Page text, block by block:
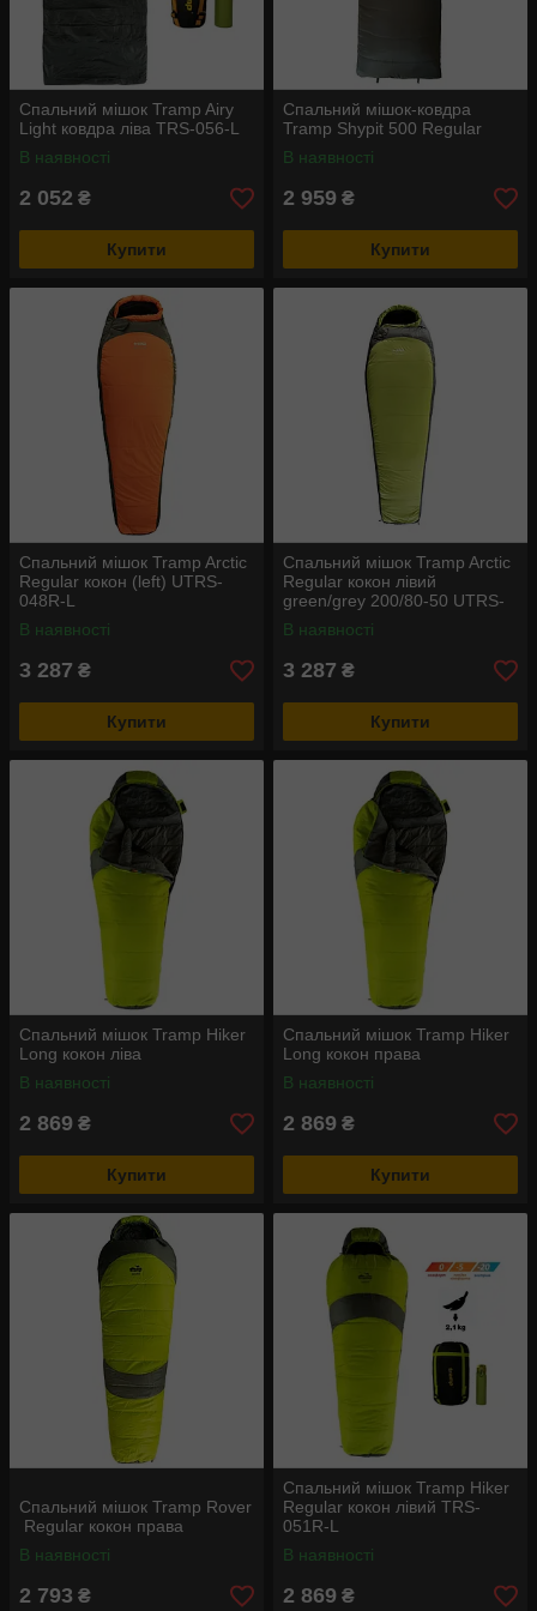
Спальний мішок Tramp Airy
Light ковдра ліва TRS-056-L
В наявності
2 052 ₴
Купити
Спальний мішок-ковдра
Tramp Shypit 500 Regular
В наявності
2 959 ₴
Купити
Спальний мішок Tramp Arctic
Regular кокон (left) UTRS-
048R-L
В наявності
3 287 ₴
Купити
Спальний мішок Tramp Arctic
Regular кокон лівий
green/grey 200/80-50 UTRS-
093R
В наявності
3 287 ₴
Купити
Спальний мішок Tramp Hiker
Long кокон ліва
В наявності
2 869 ₴
Купити
Спальний мішок Tramp Hiker
Long кокон права
В наявності
2 869 ₴
Купити
Спальний мішок Tramp Rover
Regular кокон права
В наявності
2 793 ₴
Спальний мішок Tramp Hiker
Regular кокон лівий TRS-
051R-L
В наявності
2 869 ₴